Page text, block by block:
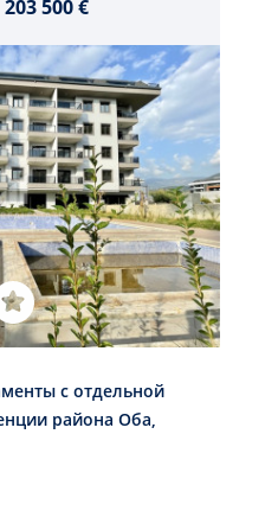
203 500 €
с отдельной
района Оба,